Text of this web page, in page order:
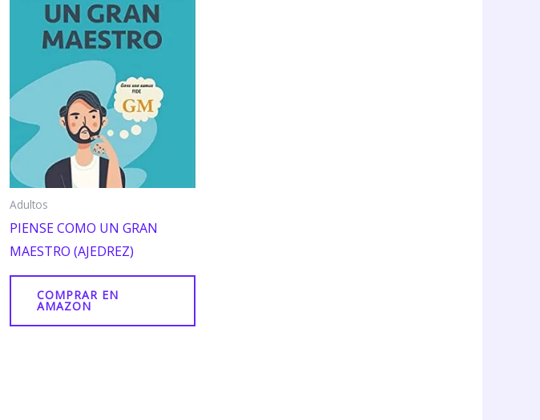
Adultos
PIENSE COMO UN GRAN
MAESTRO (AJEDREZ)
COMPRAR EN
AMAZON